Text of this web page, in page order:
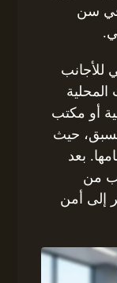
في سن
للأجانب
أو مكتب
حيث
بعد
من
إلى أمن